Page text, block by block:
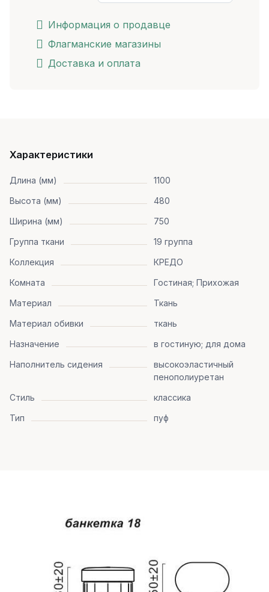
Информация о продавце
Флагманские магазины
Доставка и оплата
Характеристики
Длина (мм)
1100
Высота (мм)
480
Ширина (мм)
750
Группа ткани
19 группа
Коллекция
КРЕДО
Комната
Гостиная; Прихожая
Материал
Ткань
Материал обивки
ткань
Назначение
в гостиную; для дома
Наполнитель сидения
высокоэластичный
пенополиуретан
Стиль
классика
Тип
пуф